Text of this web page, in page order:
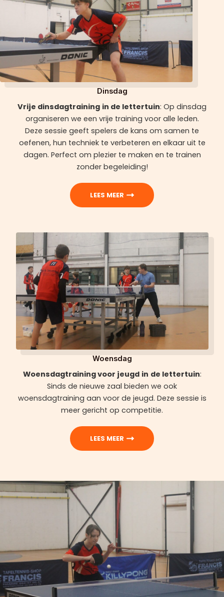
Dinsdag
Vrije dinsdagtraining in de lettertuin: Op dinsdag
organiseren we een vrije training voor alle leden.
Deze sessie geeft spelers de kans om samen te
oefenen, hun techniek te verbeteren en elkaar uit te
dagen. Perfect om plezier te maken en te trainen
zonder begeleiding!
LEES MEER
Woensdag
Woensdagtraining voor jeugd in de lettertuin:
Sinds de nieuwe zaal bieden we ook
woensdagtraining aan voor de jeugd. Deze sessie is
meer gericht op competitie.
LEES MEER